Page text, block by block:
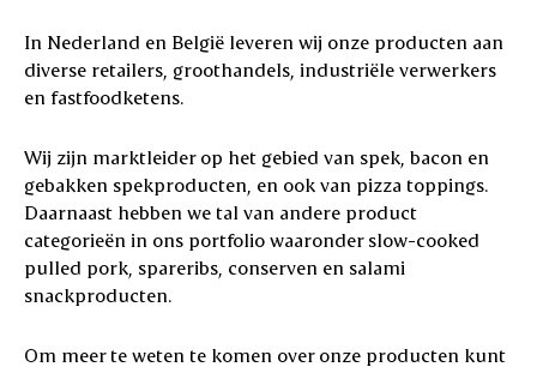
In Nederland en België leveren wij onze producten aan
diverse retailers, groothandels, industriële verwerkers
en fastfoodketens.
Wij zijn marktleider op het gebied van spek, bacon en
gebakken spekproducten, en ook van pizza toppings.
Daarnaast hebben we tal van andere product
categorieën in ons portfolio waaronder slow-cooked
pulled pork, spareribs, conserven en salami
snackproducten.
Om meer te weten te komen over onze producten kunt